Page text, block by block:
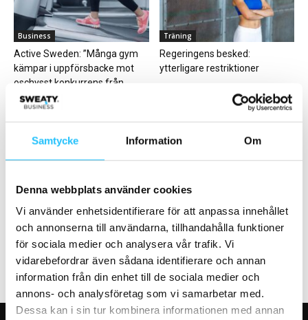
Samtycke Information Om
Denna webbplats använder cookies
Vi använder enhetsidentifierare för att anpassa innehållet
och annonserna till användarna, tillhandahålla funktioner
för sociala medier och analysera vår trafik. Vi
vidarebefordrar även sådana identifierare och annan
information från din enhet till de sociala medier och
annons- och analysföretag som vi samarbetar med.
Dessa kan i sin tur kombinera informationen med annan
Business
Active Sweden: ”Många gym
kämpar i uppförsbacke mot
oschysst konkurrens från...
Träning
Regeringens besked:
ytterligare restriktioner
Nordic Wellness når 400
klubbar – jubileumsklubb
planeras i Göteborg
FIBO expanderar till
Saudiarabien